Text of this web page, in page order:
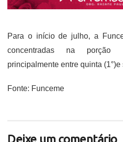
Para o início de julho, a
concentradas na porção
principalmente entre quinta (1°)e
Fonte: Funceme
Deixe um comentário